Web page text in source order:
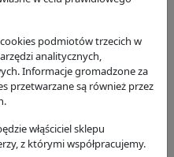
podmiotów trzecich w
analitycznych,
Informacje gromadzone za
przetwarzane są również przez
włąściciel sklepu
z którymi współpracujemy.